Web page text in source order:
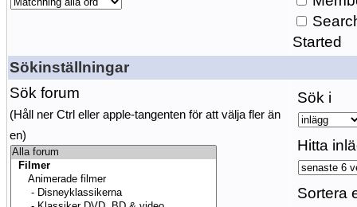
Started
Sökinställningar
Sök forum
(Håll ner Ctrl eller apple-tangenten för att välja fler än
en)
Sök i
Hitta
Sortera